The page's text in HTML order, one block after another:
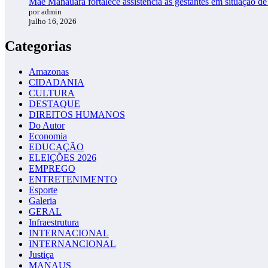
por admin
julho 16, 2026
Categorias
Amazonas
CIDADANIA
CULTURA
DESTAQUE
DIREITOS HUMANOS
Do Autor
Economia
EDUCAÇÃO
ELEIÇÕES 2026
EMPREGO
ENTRETENIMENTO
Esporte
Galeria
GERAL
Infraestrutura
INTERNACIONAL
INTERNANCIONAL
Justiça
MANAUS